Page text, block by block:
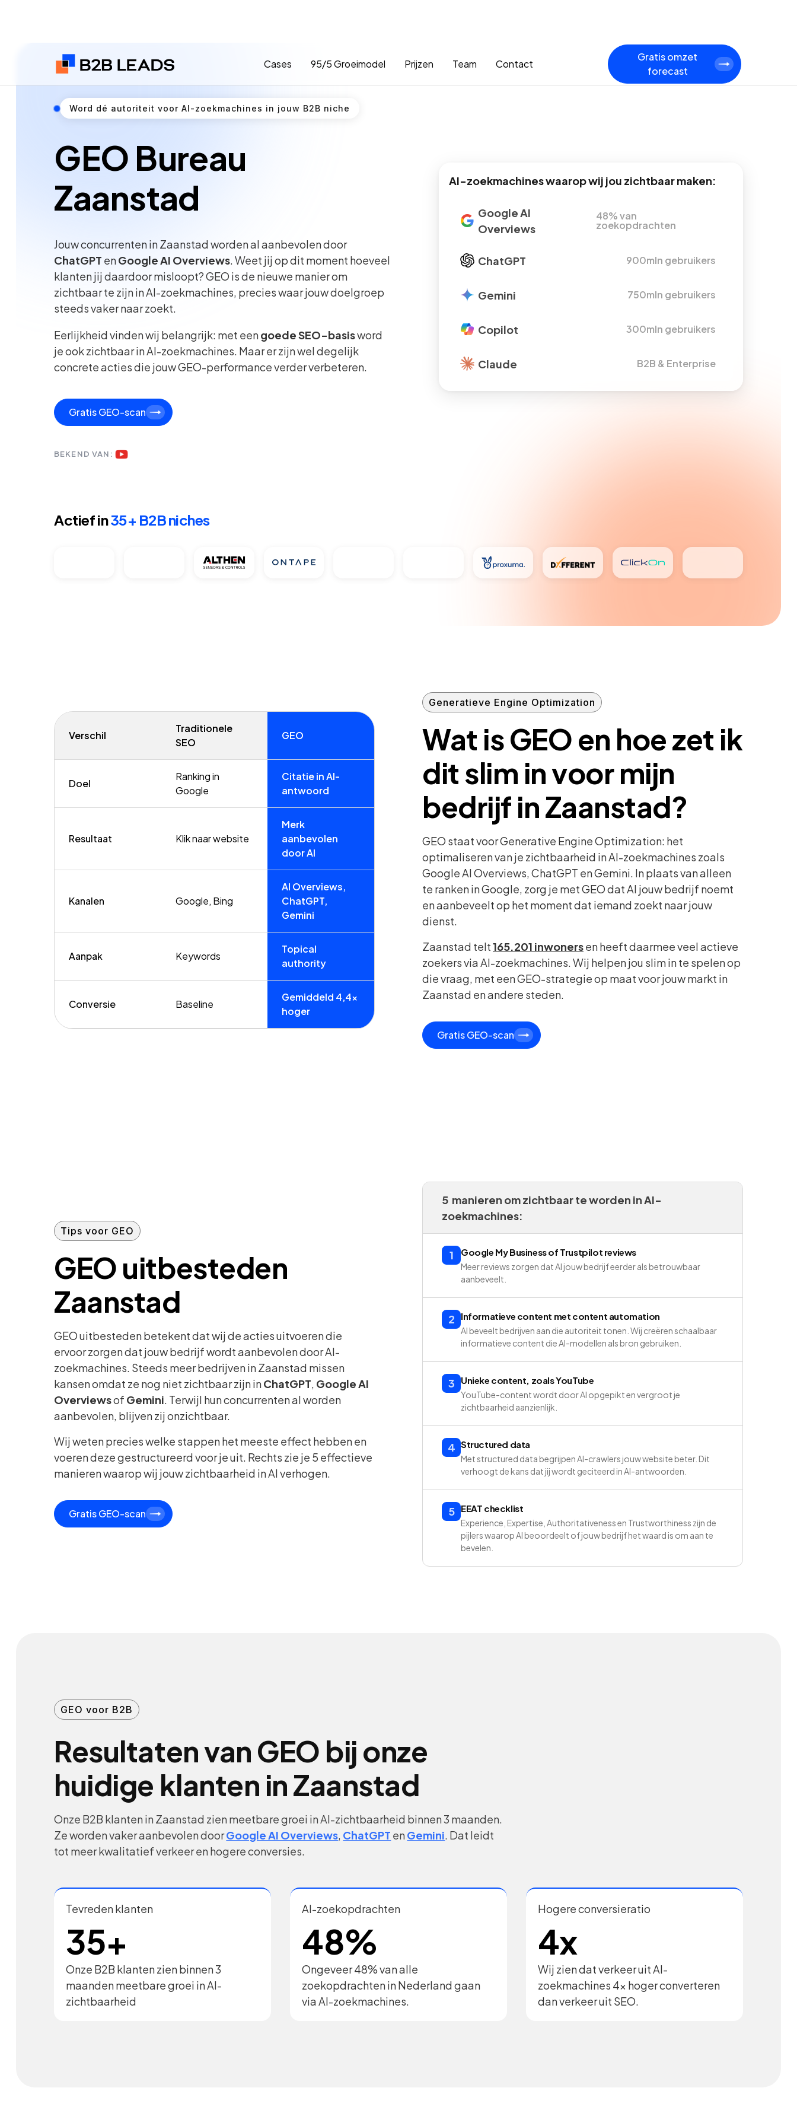
Cases 95/5 Groeimodel Prijzen Team Contact
Gratis omzet
forecast
Word dé autoriteit voor AI-zoekmachines in jouw B2B niche
GEO Bureau
Zaanstad
Jouw concurrenten in Zaanstad worden al aanbevolen door
ChatGPT enGoogle AI Overviews . Weet jij op dit moment hoeveel
klanten jij daardoor misloopt? GEO is de nieuwe manier om
zichtbaar te zijn in AI-zoekmachines, precies waar jouw doelgroep
steeds vaker naar zoekt.
Eerlijkheid vinden wij belangrijk: met eengoede SEO-basisword
je ook zichtbaar in AI-zoekmachines. Maar er zijn wel degelijk
concrete acties die jouw GEO-performance verder verbeteren.
Gratis GEO-scan
BEKEND VAN:
AI-zoekmachines waarop wij jou zichtbaar maken:
Google AI
Overviews
48% van
zoekopdrachten
ChatGPT 900mln gebruikers
Gemini 750mln gebruikers
Copilot 300mln gebruikers
Claude B2B & Enterprise
Actief in35+ B2B niches
Verschil
Traditionele
SEO
GEO
Doel
Ranking in
Google
Citatie in AI-
antwoord
Resultaat Klik naar website
Merk
aanbevolen
door AI
Kanalen Google, Bing
AI Overviews,
ChatGPT,
Gemini
Aanpak Keywords
Topical
authority
Conversie Baseline
Gemiddeld 4,4x
hoger
Generatieve Engine Optimization
Wat is GEO en hoe zet ik
dit slim in voor mijn
bedrijf in Zaanstad?
GEO staat voor Generative Engine Optimization: het
optimaliseren van je zichtbaarheid in AI-zoekmachines zoals
Google AI Overviews, ChatGPT en Gemini. In plaats van alleen
te ranken in Google, zorg je met GEO dat AI jouw bedrijf noemt
en aanbeveelt op het moment dat iemand zoekt naar jouw
dienst.
Zaanstad telt165.201 inwonersen heeft daarmee veel actieve
zoekers via AI-zoekmachines. Wij helpen jou slim in te spelen op
die vraag, met een GEO-strategie op maat voor jouw markt in
Zaanstad en andere steden.
Gratis GEO-scan
Tips voor GEO
GEO uitbesteden
Zaanstad
GEO uitbesteden betekent dat wij de acties uitvoeren die
ervoor zorgen dat jouw bedrijf wordt aanbevolen door AI-
zoekmachines. Steeds meer bedrijven in Zaanstad missen
kansen omdat ze nog niet zichtbaar zijn inChatGPT Google AI
Overviewsof Gemini . Terwijl hun concurrenten al worden
aanbevolen, blijven zij onzichtbaar.
Wij weten precies welke stappen het meeste effect hebben en
voeren deze gestructureerd voor je uit. Rechts zie je 5 effectieve
manieren waarop wij jouw zichtbaarheid in AI verhogen.
Gratis GEO-scan
5 manieren om zichtbaar te worden in AI-
zoekmachines:
1 Google My Business of Trustpilot reviews
Meer reviews zorgen dat AI jouw bedrijf eerder als betrouwbaar
aanbeveelt.
2 Informatieve content met content automation
AI beveelt bedrijven aan die autoriteit tonen. Wij creëren schaalbaar
informatieve content die AI-modellen als bron gebruiken.
3 Unieke content, zoals YouTube
YouTube-content wordt door AI opgepikt en vergroot je
zichtbaarheid aanzienlijk.
4 Structured data
Met structured data begrijpen AI-crawlers jouw website beter. Dit
verhoogt de kans dat jij wordt geciteerd in AI-antwoorden.
5 EEAT checklist
Experience, Expertise, Authoritativeness en Trustworthiness zijn de
pijlers waarop AI beoordeelt of jouw bedrijf het waard is om aan te
bevelen.
GEO voor B2B
Resultaten van GEO bij onze
huidige klanten in Zaanstad
Onze B2B klanten in Zaanstad zien meetbare groei in AI-zichtbaarheid binnen 3 maanden.
Ze worden vaker aanbevolen doorGoogle AI Overviews ChatGPT en Gemini . Dat leidt
tot meer kwalitatief verkeer en hogere conversies.
Tevreden klanten
35+
Onze B2B klanten zien binnen 3
maanden meetbare groei in AI-
zichtbaarheid
AI-zoekopdrachten
48%
Ongeveer 48% van alle
zoekopdrachten in Nederland gaan
via AI-zoekmachines.
Hogere conversieratio
4x
Wij zien dat verkeer uit AI-
zoekmachines 4x hoger converteren
dan verkeer uit SEO.